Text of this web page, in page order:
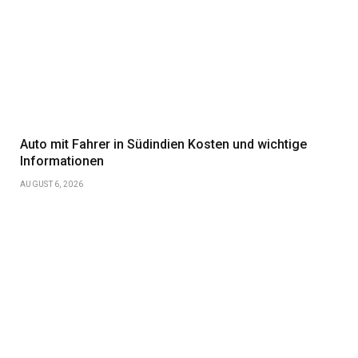
Auto mit Fahrer in Südindien Kosten und wichtige
Informationen
AUGUST 6, 2026